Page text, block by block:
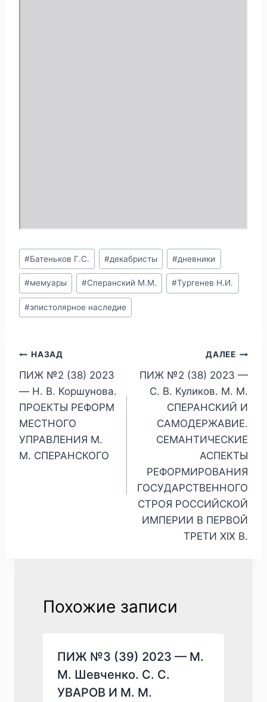
Метки
записи:
#Батеньков Г.С. #декабристы #дневники
#мемуары #Сперанский М.М. #Тургенев Н.И.
#эпистолярное наследие
Навигация
по
записям
НАЗАД
ПИЖ №2 (38) 2023
— Н. В. Коршунова.
ПРОЕКТЫ РЕФОРМ
МЕСТНОГО
УПРАВЛЕНИЯ М.
М. СПЕРАНСКОГО
ДАЛЕЕ
ПИЖ №2 (38) 2023 —
С. В. Куликов. М. М.
СПЕРАНСКИЙ И
САМОДЕРЖАВИЕ.
СЕМАНТИЧЕСКИЕ
АСПЕКТЫ
РЕФОРМИРОВАНИЯ
ГОСУДАРСТВЕННОГО
СТРОЯ РОССИЙСКОЙ
ИМПЕРИИ В ПЕРВОЙ
ТРЕТИ XIX В.
Похожие записи
ПИЖ №3 (39) 2023 — М.
М. Шевченко. С. С.
УВАРОВ И М. М.